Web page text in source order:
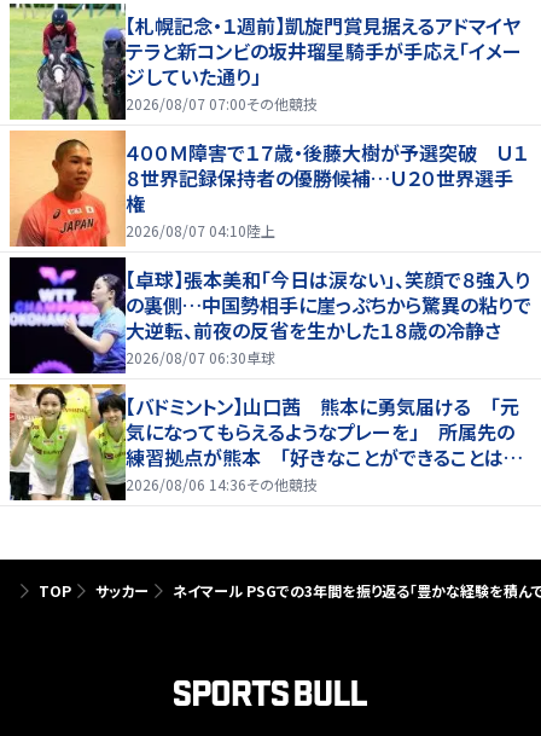
【札幌記念・１週前】凱旋門賞見据えるアドマイヤ
テラと新コンビの坂井瑠星騎手が手応え「イメー
ジしていた通り」
2026/08/07 07:00その他競技
４００Ｍ障害で１７歳・後藤大樹が予選突破 Ｕ１
８世界記録保持者の優勝候補…Ｕ２０世界選手
権
2026/08/07 04:10陸上
【卓球】張本美和「今日は涙ない」、笑顔で８強入り
の裏側…中国勢相手に崖っぷちから驚異の粘りで
大逆転、前夜の反省を生かした１８歳の冷静さ
2026/08/07 06:30卓球
【バドミントン】山口茜 熊本に勇気届ける 「元
気になってもらえるようなプレーを」 所属先の
練習拠点が熊本 「好きなことができることは当
たり前じゃない」
2026/08/06 14:36その他競技
TOP サッカー ネイマール PSGでの3年間を振り返る「豊かな経験を積んで